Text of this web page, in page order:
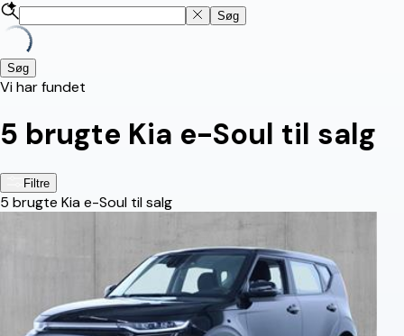
Søg
Søg
Vi har fundet
5 brugte Kia e-Soul til salg
Filtre
5 brugte Kia e-Soul til salg